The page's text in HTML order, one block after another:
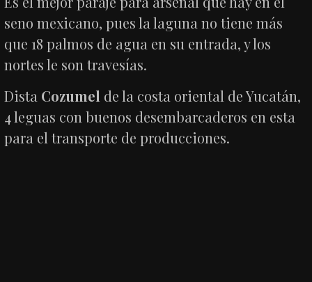
seno mexicano, pues la laguna no tiene más
que 18 palmos de agua en su entrada, y los
nortes le son travesías.
Dista Cozumel de la costa oriental de Yucatán,
4 leguas con buenos desembarcaderos en esta
para el transporte de producciones.